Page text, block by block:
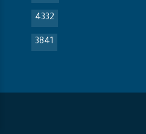
4332
3841